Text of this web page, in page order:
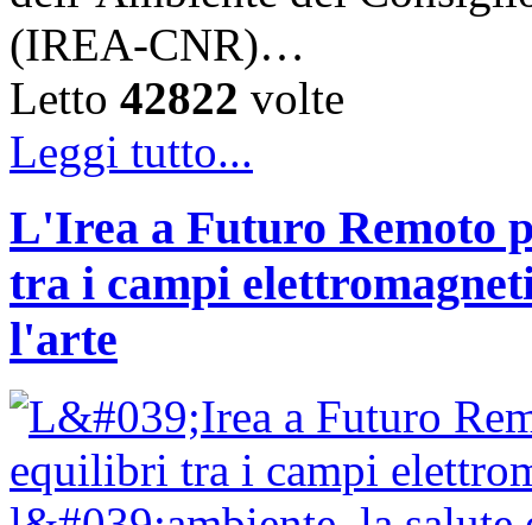
(IREA-CNR)…
Letto 42822 volte
Leggi tutto...
L'Irea a Futuro Remoto
tra i campi
l'arte